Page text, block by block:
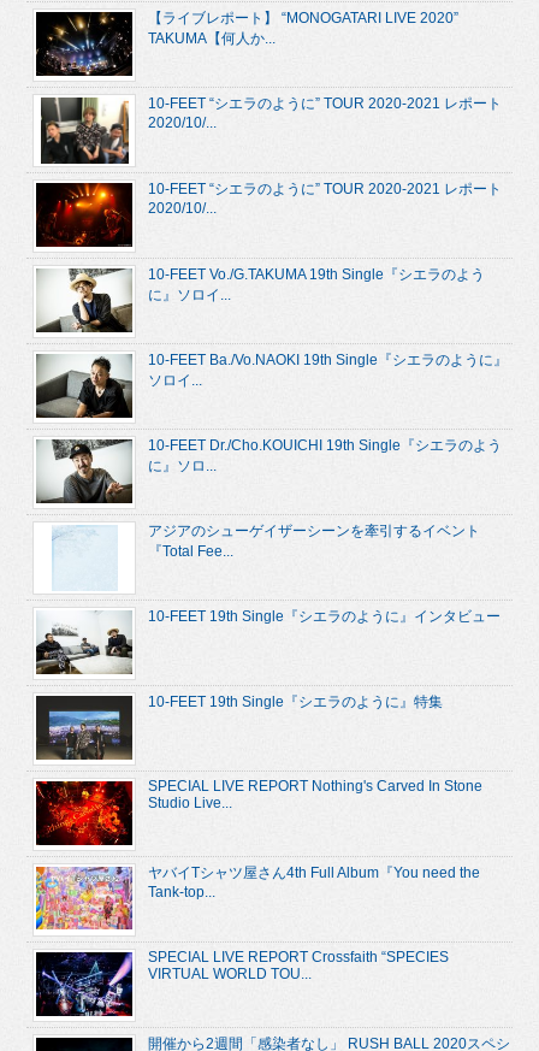
【ライブレポート】 “MONOGATARI LIVE 2020”
TAKUMA【何人か...
10-FEET “シエラのように” TOUR 2020-2021 レポート
2020/10/...
10-FEET “シエラのように” TOUR 2020-2021 レポート
2020/10/...
10-FEET Vo./G.TAKUMA 19th Single『シエラのよう
に』ソロイ...
10-FEET Ba./Vo.NAOKI 19th Single『シエラのように』
ソロイ...
10-FEET Dr./Cho.KOUICHI 19th Single『シエラのよう
に』ソロ...
アジアのシューゲイザーシーンを牽引するイベント
『Total Fee...
10-FEET 19th Single『シエラのように』インタビュー
10-FEET 19th Single『シエラのように』特集
SPECIAL LIVE REPORT Nothing's Carved In Stone
Studio Live...
ヤバイTシャツ屋さん4th Full Album『You need the
Tank-top...
SPECIAL LIVE REPORT Crossfaith “SPECIES
VIRTUAL WORLD TOU...
開催から2週間「感染者なし」 RUSH BALL 2020スペシ